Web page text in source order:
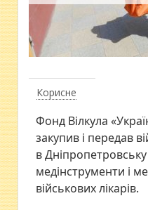
Корисне
Фонд Вілкула
закупив і передав
в
медінструменти і
військових лікарів.